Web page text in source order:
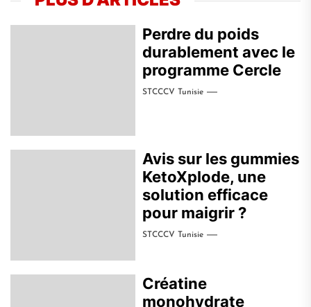
Perdre du poids
durablement avec le
programme Cercle
STCCCV Tunisie
Avis sur les gummies
KetoXplode, une
solution efficace
pour maigrir ?
STCCCV Tunisie
Créatine
monohydrate